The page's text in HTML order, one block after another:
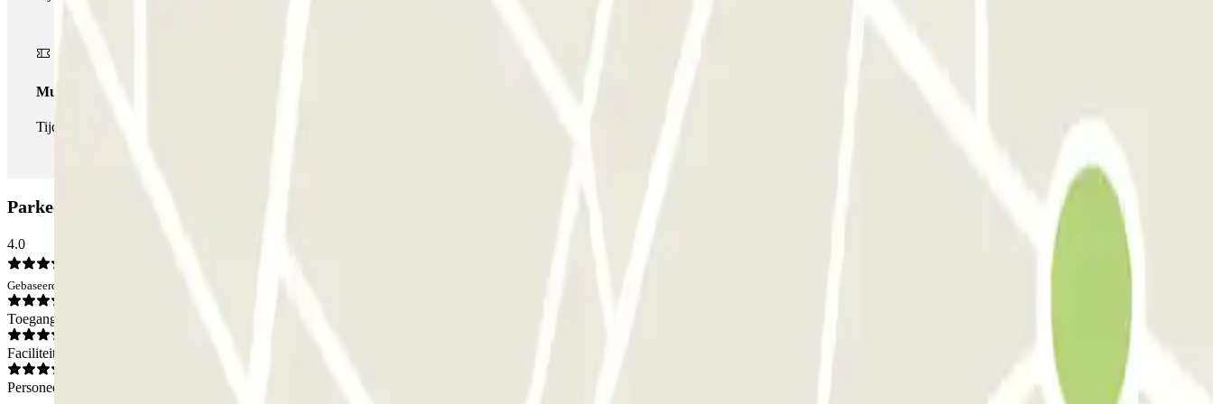
Multipass
Tijdens je verblijf kun je de parkeerplaats zo vaak in- en uitrijden als je wilt.
Parkeergarage INDIGO Méridien Etoile: Beoordelingen
4.0
Gebaseerd op 33 meningen
Toegang
Faciliteiten
Personeel